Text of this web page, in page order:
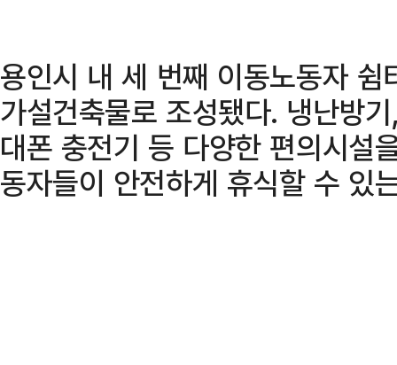
용인시 내 세 번째 이동노동자
가설건축물로 조성됐다. 냉난방
대폰 충전기 등 다양한 편의시설
동자들이 안전하게 휴식할 수 있